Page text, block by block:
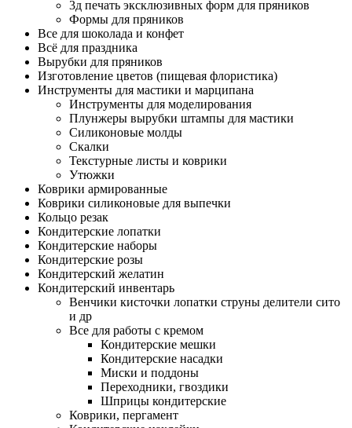
3д печать эксклюзивных форм для пряников
Формы для пряников
Все для шоколада и конфет
Всё для праздника
Вырубки для пряников
Изготовление цветов (пищевая флористика)
Инструменты для мастики и марципана
Инструменты для моделирования
Плунжеры вырубки штампы для мастики
Силиконовые молды
Скалки
Текстурные листы и коврики
Утюжки
Коврики армированные
Коврики силиконовые для выпечки
Кольцо резак
Кондитерские лопатки
Кондитерские наборы
Кондитерские розы
Кондитерский желатин
Кондитерский инвентарь
Венчики кисточки лопатки струны делители сито
и др
Все для работы с кремом
Кондитерские мешки
Кондитерские насадки
Миски и поддоны
Переходники, гвоздики
Шприцы кондитерские
Коврики, пергамент